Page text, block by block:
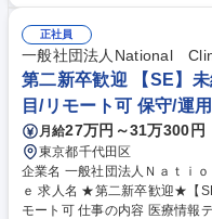
連携し、プロダクトのUI/UXを
にて、高保守性のコードベース
マンスを分析し、最適化を実施 募集職種 【東京】フロントエンドエンジ
ニア/次世代キャッシュレスプ
正社員
一般社団法人National
第二新卒歓迎 【SE】
目/リモート可 保守/運
月給27万円～31万300円
東京都千代田区
企業名 一般社団法人Ｎａｔｉ
ｅ 求人名 ★第二新卒歓迎★【SE】未経験可/エンジニアとしての1歩目/リ
モート可 仕事の内容 医療情報データベースを活用したWebアプリケーシ